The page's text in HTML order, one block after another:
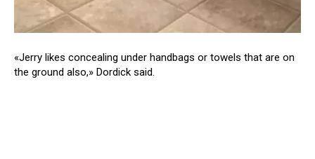
«Jerry likes concealing under handbags or towels that are on
the ground also,» Dordick said.